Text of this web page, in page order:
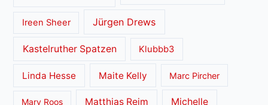
Ireen Sheer Jürgen Drews
Kastelruther Spatzen Klubbb3
Linda Hesse Maite Kelly Marc Pircher
Mary Roos Matthias Reim Michelle